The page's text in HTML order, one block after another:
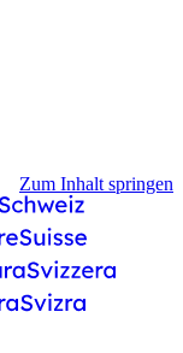
Zum Inhalt springen